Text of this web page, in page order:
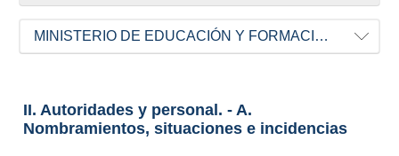
MINISTERIO DE EDUCACIÓN Y FORMACIÓN PROFESIONAL
II. Autoridades y personal. - A.
Nombramientos, situaciones e incidencias